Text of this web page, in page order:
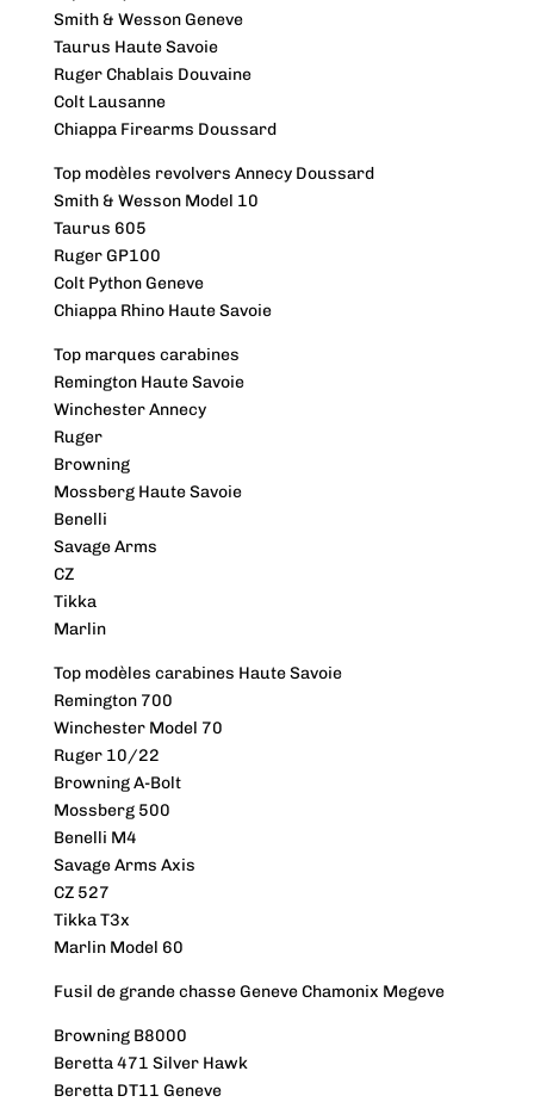
Smith & Wesson Geneve
Taurus Haute Savoie
Ruger Chablais Douvaine
Colt Lausanne
Chiappa Firearms Doussard
Top modèles revolvers Annecy Doussard
Smith & Wesson Model 10
Taurus 605
Ruger GP100
Colt Python Geneve
Chiappa Rhino Haute Savoie
Top marques carabines
Remington Haute Savoie
Winchester Annecy
Ruger
Browning
Mossberg Haute Savoie
Benelli
Savage Arms
CZ
Tikka
Marlin
Top modèles carabines Haute Savoie
Remington 700
Winchester Model 70
Ruger 10/22
Browning A-Bolt
Mossberg 500
Benelli M4
Savage Arms Axis
CZ 527
Tikka T3x
Marlin Model 60
Fusil de grande chasse Geneve Chamonix Megeve
Browning B8000
Beretta 471 Silver Hawk
Beretta DT11 Geneve